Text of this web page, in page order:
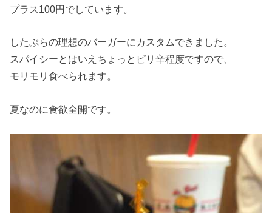
プラス100円でしています。
したぷらの理想のバーガーにカスタムできました。
スパイシーとはいえちょっとピリ辛程度ですので、
モリモリ食べられます。
夏なのに食欲全開です。